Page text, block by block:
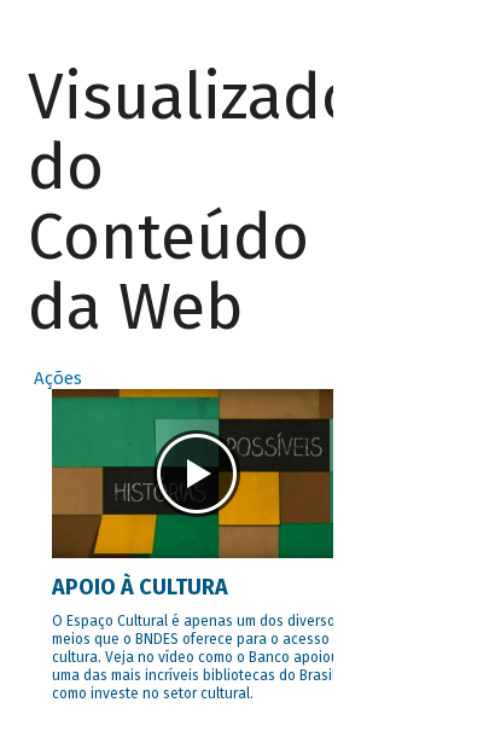
Visualizador
do
Conteúdo
da Web
Ações
APOIO À CULTURA
O Espaço Cultural é apenas um dos diversos
meios que o BNDES oferece para o acesso à
cultura. Veja no vídeo como o Banco apoiou
uma das mais incríveis bibliotecas do Brasil e
como investe no setor cultural.